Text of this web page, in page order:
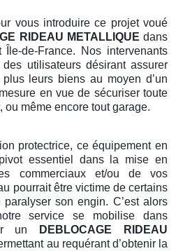
vous introduire ce projet voué
RIDEAU METALLIQUE dans
de-France. Nos intervenants
utilisateurs désirant assurer
leurs biens au moyen d’un
en vue de sécuriser toute
même encore tout garage.
protectrice, ce équipement en
essentiel dans la mise en
commerciaux et/ou de vos
pourrait être victime de certains
son engin. C’est alors
service se mobilise dans
un
DEBLOCAGE RIDEAU
au requérant d’obtenir la